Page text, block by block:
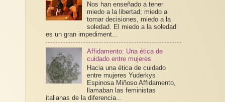
Nos han enseñado a tener
miedo a la libertad; miedo a
tomar decisiones, miedo a la
soledad. El miedo a la soledad
es un gran impediment...
Affidamento: Una ética de
cuidado entre mujeres
Hacia una ética de cuidado
entre mujeres Yuderkys
Espinosa Miñoso Affidamento,
llamaban las feministas
italianas de la diferencia...